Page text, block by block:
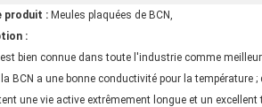
produit : Meules plaquées de BCN,
:
est bien connue dans toute l'industrie comme
BCN a une bonne conductivité pour la
une vie active extrêmement longue et un